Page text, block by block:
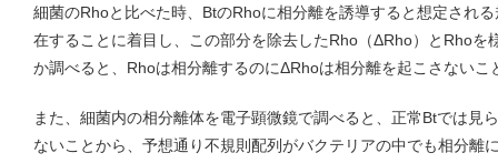
細菌のRhoと比べた時、BtのRhoに相分離を誘導すると想定され
在することに着目し、この部分を除去したRho（ΔRho）とRhoを
か調べると、Rhoは相分離するのにΔRhoは相分離を起こさないこ
また、細菌内の相分離体を電子顕微鏡で調べると、正常Btでは見
ないことから、予想通り不規則配列がバクテリアの中でも相分離